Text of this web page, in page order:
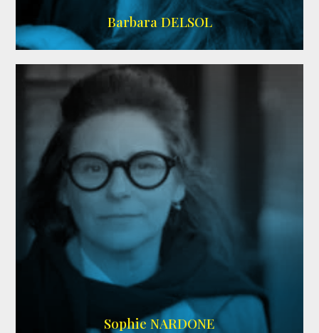
IMDB
Barbara DELSOL
RS DOUBLAGE,WIKIPEDIA
Sophie NARDONE